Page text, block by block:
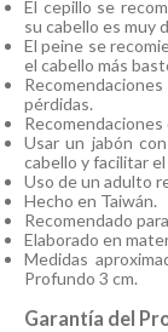
El cepillo se
su cabello es muy
El peine se
el cabello más
pérdidas.
Recomendaciones
Usar un jabón
cabello y facilitar
Uso de un adulto
Hecho en Taiwán.
Recomendado
Elaborado en
Medidas
Profundo 3 cm.
Garantía del